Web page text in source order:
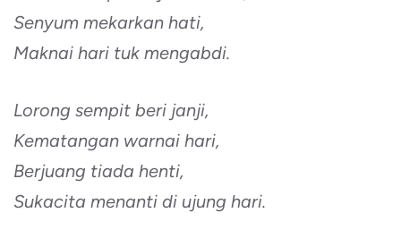
Senyum mekarkan hati,
Maknai hari tuk mengabdi.
Lorong sempit beri janji,
Kematangan warnai hari,
Berjuang tiada henti,
Sukacita menanti di ujung hari.